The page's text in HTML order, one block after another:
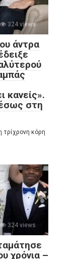
324 views
άντρα
κανείς».
στη
τρίχρονη κόρη
324 views
χρόνια –